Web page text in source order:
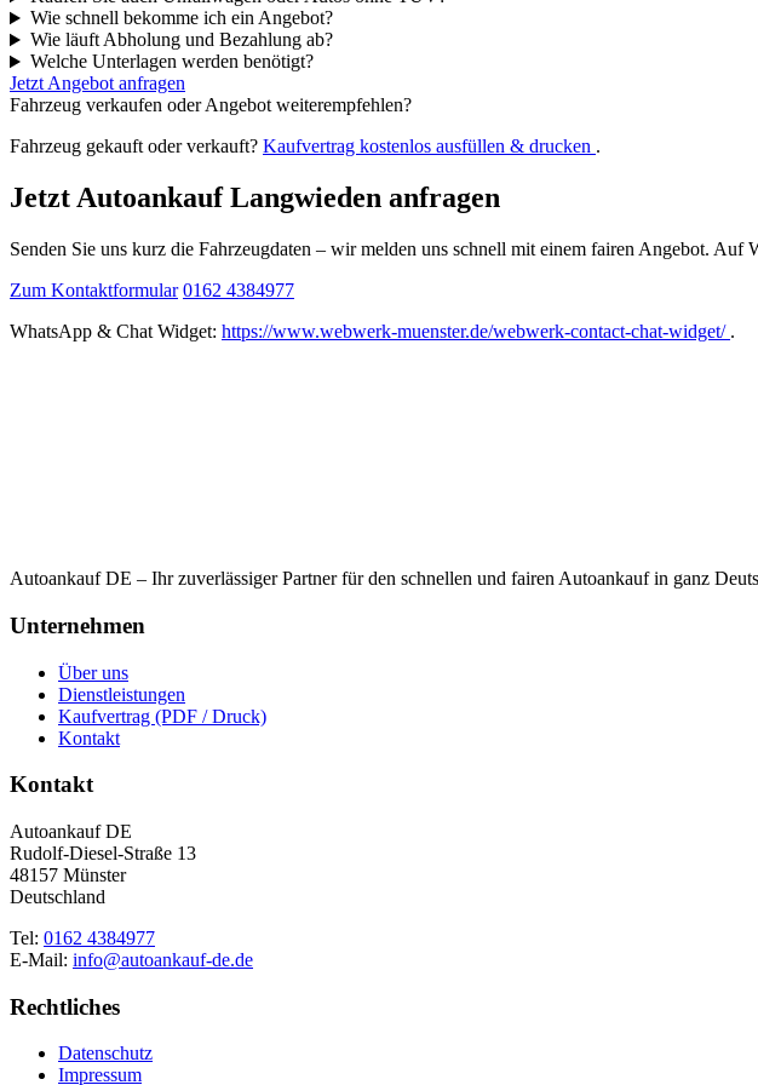
Wie schnell bekomme ich ein Angebot?
Wie läuft Abholung und Bezahlung ab?
Welche Unterlagen werden benötigt?
Jetzt Angebot anfragen
Fahrzeug verkaufen oder Angebot weiterempfehlen?
Fahrzeug gekauft oder verkauft? Kaufvertrag kostenlos ausfüllen & drucken .
Jetzt Autoankauf Langwieden anfragen
Senden Sie uns kurz die Fahrzeugdaten – wir melden uns schnell mit einem fairen Angebot.
Zum Kontaktformular 0162 4384977
WhatsApp & Chat Widget: https://www.webwerk-muenster.de/webwerk-contact-chat-widget/ .
Autoankauf DE – Ihr zuverlässiger Partner für den schnellen und fairen Autoankauf in ganz
Unternehmen
Über uns
Dienstleistungen
Kaufvertrag (PDF / Druck)
Kontakt
Kontakt
Autoankauf DE
Rudolf-Diesel-Straße 13
48157 Münster
Deutschland
Tel: 0162 4384977
E-Mail: info@autoankauf-de.de
Rechtliches
Datenschutz
Impressum